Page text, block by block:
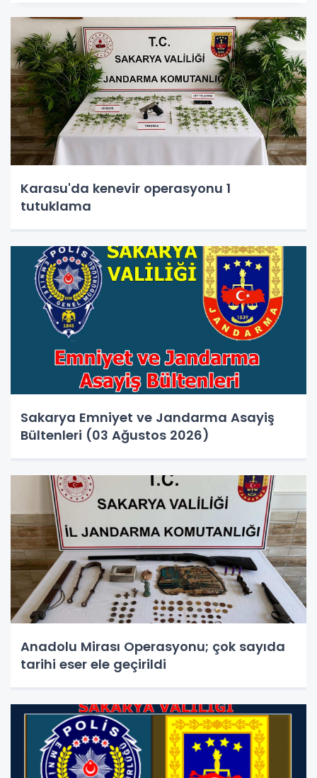
Karasu'da kenevir operasyonu 1
tutuklama
Sakarya Emniyet ve Jandarma Asayiş
Bültenleri (03 Ağustos 2026)
Anadolu Mirası Operasyonu; çok sayıda
tarihi eser ele geçirildi